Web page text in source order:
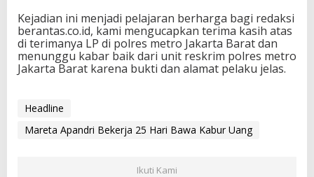
Kejadian ini menjadi pelajaran berharga bagi redaksi
berantas.co.id, kami mengucapkan terima kasih atas
di terimanya LP di polres metro Jakarta Barat dan
menunggu kabar baik dari unit reskrim polres metro
Jakarta Barat karena bukti dan alamat pelaku jelas.
Headline
Mareta Apandri Bekerja 25 Hari Bawa Kabur Uang
Ikuti Kami